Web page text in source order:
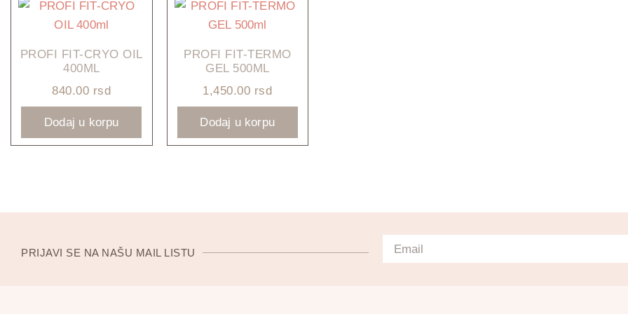
PROFI FIT-CRYO OIL
400ML
840.00 rsd
Dodaj u korpu
PROFI FIT-TERMO
GEL 500ML
1,450.00 rsd
Dodaj u korpu
PRIJAVI SE NA NAŠU MAIL LISTU